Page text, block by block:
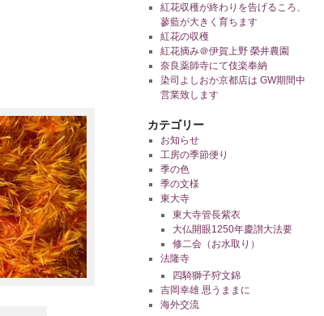
紅花収穫が終わりを告げるころ、
蓼藍が大きく育ちます
紅花の収穫
紅花摘み＠伊賀上野 榮井農園
奈良薬師寺にて伎楽奉納
染司よしおか京都店は GW期間中
営業致します
カテゴリー
お知らせ
工房の季節便り
季の色
季の文様
東大寺
東大寺管長紫衣
大仏開眼1250年慶讃大法要
修二会（お水取り）
法隆寺
四騎獅子狩文錦
吉岡幸雄 思うままに
海外交流